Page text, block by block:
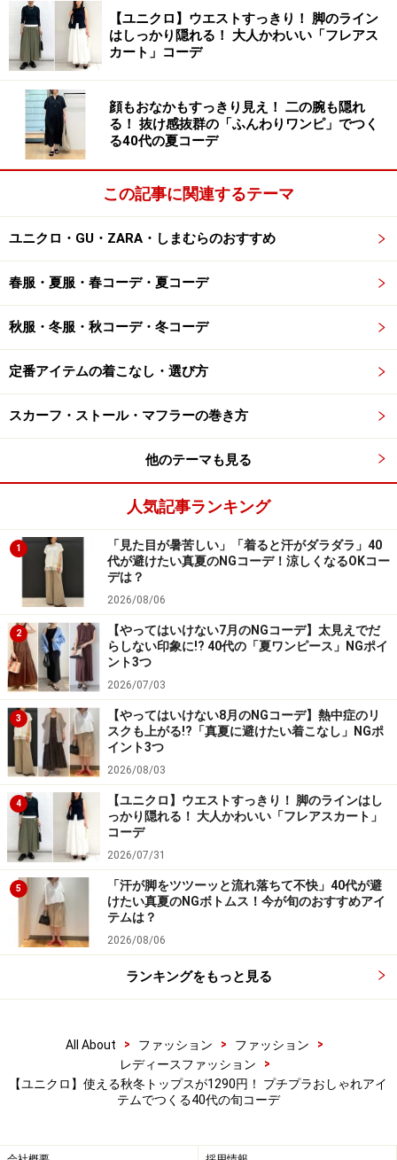
に、スカートを合わせて大人フェミニンに、寒い日は下
にタートルやハイネックのインナーで重ね着をしたりな
ど、着まわしも楽しめます。
3. 4990円にお値下げ中！ あたたかさも抜群
な「ダウンベスト」
軽くてさっと羽織ることのできるダウンベスト 出典：
WEAR
写真 で着用しているのは、ユニクロ シーの「
ダウンクロ
アルダウンが入っていながら、お値段は税込4990円（11
月18日時点）に値下げされています。
少し短めの丈なので、ワイドパンツやロングスカートな
どとも合わせやすく、上半身はコンパクトに、下半身は
すらっと長く見せてくれます。軽くてさっと羽織れるベ
ストは、屋外はもちろん、車内や室内でも着られて便利
4. 人気の「タックワイドパンツ」は秋冬ら
しいカラーをチョイス
タックワイドパンツはきれいめにも着こなしやすいのがメリ
ット 出典：WEAR
で着用しているのは、「タックワイドパンツ」（定
価税込3990円）。その人気の高さから、もはやユニクロ
最初はグレーやブラックなどのベーシックな色が人気で
したが、今はカラバリも増えて全8色と豊富に。ダーク
り、着こなしの幅が広がりそうです。
【ユニクロ】ウエストすっきり！ 脚のライン
はしっかり隠れる！ 大人かわいい「フレアス
カート」コーデ
顔もおなかもすっきり見え！ 二の腕も隠れ
る！ 抜け感抜群の「ふんわりワンピ」でつく
る40代の夏コーデ
この記事に関連するテーマ
ユニクロ・GU・ZARA・しまむらのおすすめ
春服・夏服・春コーデ・夏コーデ
秋服・冬服・秋コーデ・冬コーデ
定番アイテムの着こなし・選び方
スカーフ・ストール・マフラーの巻き方
他のテーマも見る
人気記事ランキング
1
「見た目が暑苦しい」「着ると汗がダラダラ」40
代が避けたい真夏のNGコーデ！涼しくなるOKコー
デは？
2026/08/06
2
【やってはいけない7月のNGコーデ】太見えでだ
らしない印象に!? 40代の「夏ワンピース」NGポイ
ント3つ
2026/07/03
3
【やってはいけない8月のNGコーデ】熱中症のリ
スクも上がる!?「真夏に避けたい着こなし」NGポ
イント3つ
2026/08/03
4
【ユニクロ】ウエストすっきり！ 脚のラインはし
っかり隠れる！ 大人かわいい「フレアスカート」
コーデ
2026/07/31
5
「汗が脚をツツーッと流れ落ちて不快」40代が避
けたい真夏のNGボトムス！今が旬のおすすめアイ
テムは？
2026/08/06
ランキングをもっと見る
All About > ファッション > ファッション
>
レディースファッション
>
【ユニクロ】使える秋冬トップスが1290円！ プチプラおしゃれアイ
テムでつくる40代の旬コーデ